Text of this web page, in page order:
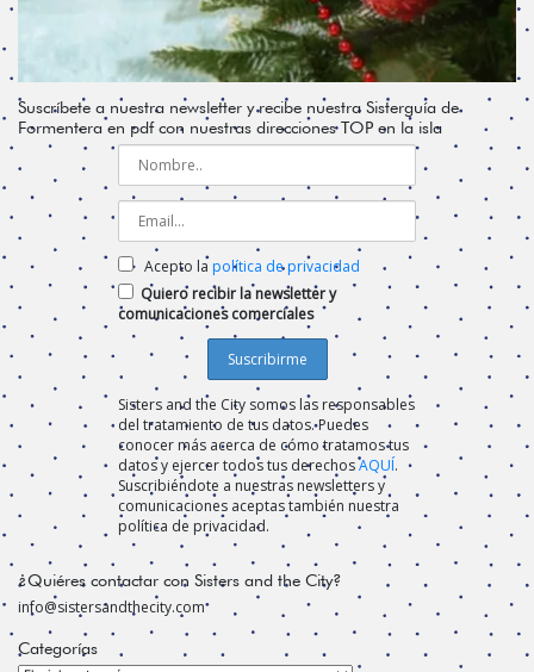
Suscríbete a nuestra newsletter y recibe nuestra Sisterguía de
Formentera en pdf con nuestras direcciones TOP en la isla
Acepto la política de privacidad
Quiero recibir la newsletter y
comunicaciones comerciales
Sisters and the City somos las responsables
del tratamiento de tus datos. Puedes
conocer más acerca de cómo tratamos tus
datos y ejercer todos tus derechosAQUÍ.
Suscribiéndote a nuestras newsletters y
comunicaciones aceptas también nuestra
política de privacidad.
¿Quiéres contactar con Sisters and the City?
info@sistersandthecity.com
Categorías